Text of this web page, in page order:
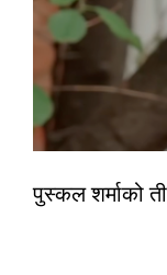
पुस्कल शर्माको